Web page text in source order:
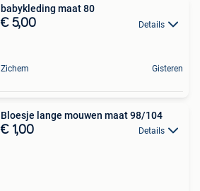
babykleding maat 80
€ 5,00 Details
Zichem Gisteren
Bloesje lange mouwen maat 98/104
€ 1,00 Details